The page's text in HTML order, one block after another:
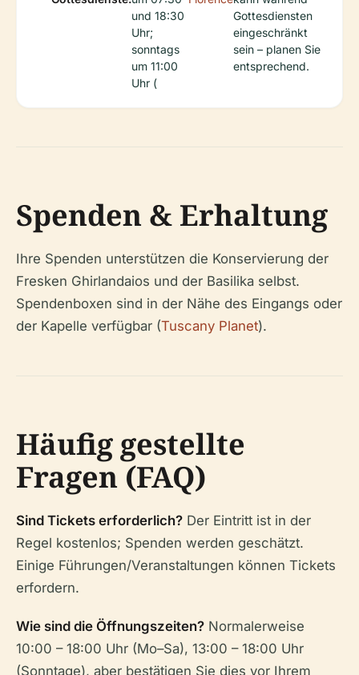
und 18:30
Uhr;
sonntags
um 11:00
Uhr (
Gottesdiensten
eingeschränkt
sein – planen Sie
entsprechend.
Spenden & Erhaltung
Ihre Spenden unterstützen die Konservierung der
Fresken Ghirlandaios und der Basilika selbst.
Spendenboxen sind in der Nähe des Eingangs oder
der Kapelle verfügbar (Tuscany Planet).
Häufig gestellte
Fragen (FAQ)
Sind Tickets erforderlich? Der Eintritt ist in der
Regel kostenlos; Spenden werden geschätzt.
Einige Führungen/Veranstaltungen können Tickets
erfordern.
Wie sind die Öffnungszeiten? Normalerweise
10:00 – 18:00 Uhr (Mo–Sa), 13:00 – 18:00 Uhr
(Sonntage), aber bestätigen Sie dies vor Ihrem